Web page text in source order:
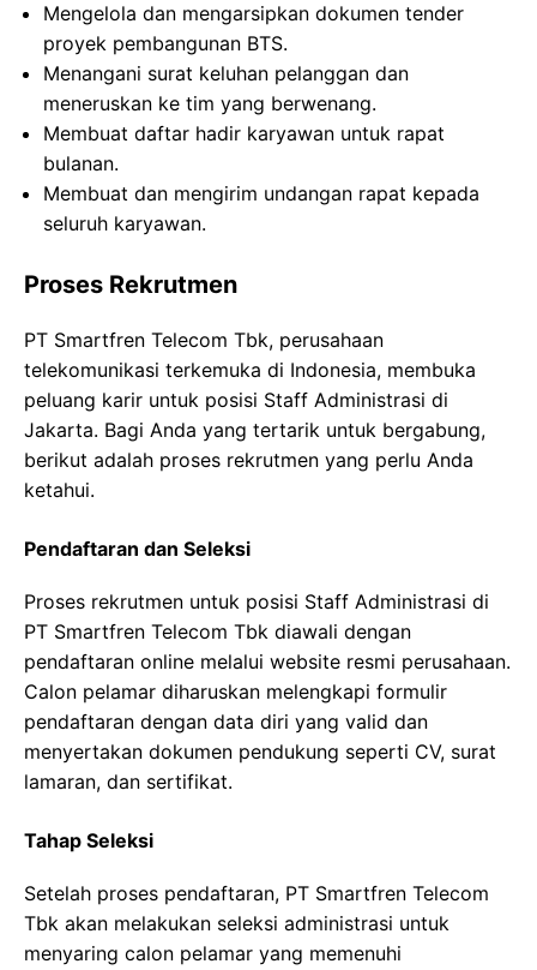
Mengelola dan mengarsipkan dokumen tender
proyek pembangunan BTS.
Menangani surat keluhan pelanggan dan
meneruskan ke tim yang berwenang.
Membuat daftar hadir karyawan untuk rapat
bulanan.
Membuat dan mengirim undangan rapat kepada
seluruh karyawan.
Proses Rekrutmen
PT Smartfren Telecom Tbk, perusahaan
telekomunikasi terkemuka di Indonesia, membuka
peluang karir untuk posisi Staff Administrasi di
Jakarta. Bagi Anda yang tertarik untuk bergabung,
berikut adalah proses rekrutmen yang perlu Anda
ketahui.
Pendaftaran dan Seleksi
Proses rekrutmen untuk posisi Staff Administrasi di
PT Smartfren Telecom Tbk diawali dengan
pendaftaran online melalui website resmi perusahaan.
Calon pelamar diharuskan melengkapi formulir
pendaftaran dengan data diri yang valid dan
menyertakan dokumen pendukung seperti CV, surat
lamaran, dan sertifikat.
Tahap Seleksi
Setelah proses pendaftaran, PT Smartfren Telecom
Tbk akan melakukan seleksi administrasi untuk
menyaring calon pelamar yang memenuhi